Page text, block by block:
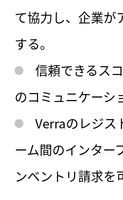
て協力し、企業が
する。
信頼できるス
のコミュニケーシ
Verraのレジス
ーム間のインター
ンベントリ請求を